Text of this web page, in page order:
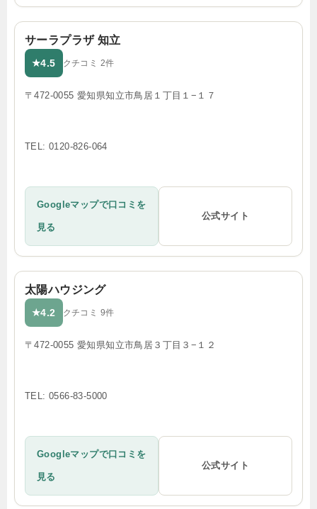
サーラプラザ 知立
★4.5 クチコミ 2件
〒472-0055 愛知県知立市鳥居１丁目１−１７
TEL: 0120-826-064
Googleマップで口コミを
見る
公式サイト
太陽ハウジング
★4.2 クチコミ 9件
〒472-0055 愛知県知立市鳥居３丁目３−１２
TEL: 0566-83-5000
Googleマップで口コミを
見る
公式サイト